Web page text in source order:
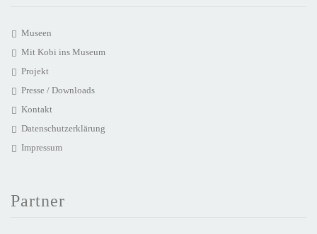
Museen
Mit Kobi ins Museum
Projekt
Presse / Downloads
Kontakt
Datenschutzerklärung
Impressum
Partner